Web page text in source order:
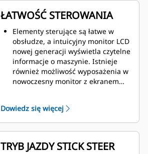
ŁATWOŚĆ STEROWANIA
Elementy sterujące są łatwe w
obsłudze, a intuicyjny monitor LCD
nowej generacji wyświetla czytelne
informacje o maszynie. Istnieje
również możliwość wyposażenia w
nowoczesny monitor z ekranem
Dowiedz się więcej
TRYB JAZDY STICK STEER